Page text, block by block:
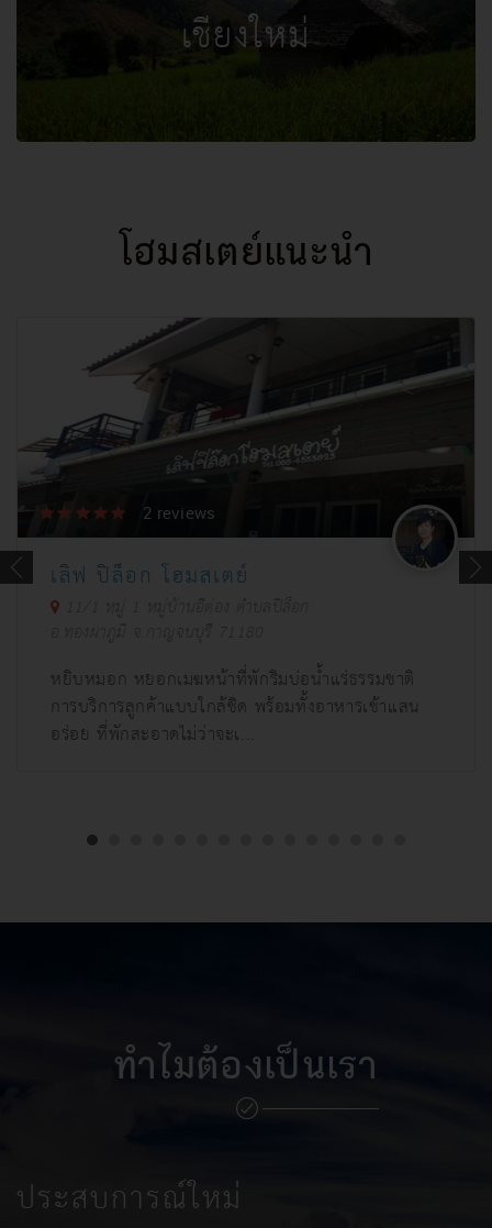
เชียงใหม่
โฮมสเตย์แนะนำ
2 reviews
เลิฟ ปิล็อก โฮมสเตย์
หยิบหมอก หยอกเมฆหน้าที่พักริมบ่อน้ำแร่ธรรมชาติ
การบริการลูกค้าแบบใกล้ชิด พร้อมทั้งอาหารเช้าแสน
อร่อย ที่พักสะอาดไม่ว่าจะเ...
ทำไมต้องเป็นเรา
ประสบการณ์ใหม่